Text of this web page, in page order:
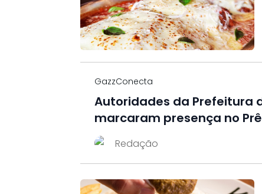
GazzConecta
Autoridades da Prefeitura
marcaram presença no
Redação